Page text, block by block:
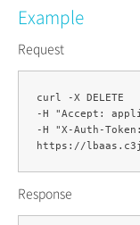
Example
Request
curl -X DELETE
-H "Accept:
-H "X-Auth-
https://
Response